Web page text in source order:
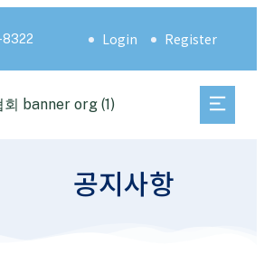
Login Register
공지사항